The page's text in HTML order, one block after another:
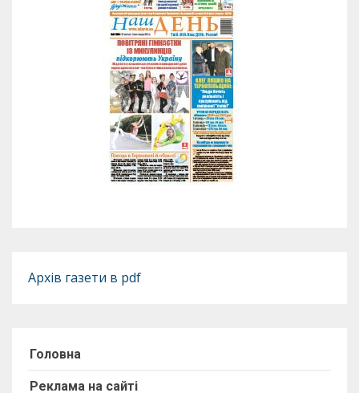
Архів газети в pdf
Головна
Реклама на сайті